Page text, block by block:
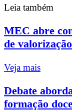
Leia também
MEC abre
de
Veja mais
Debate
formação